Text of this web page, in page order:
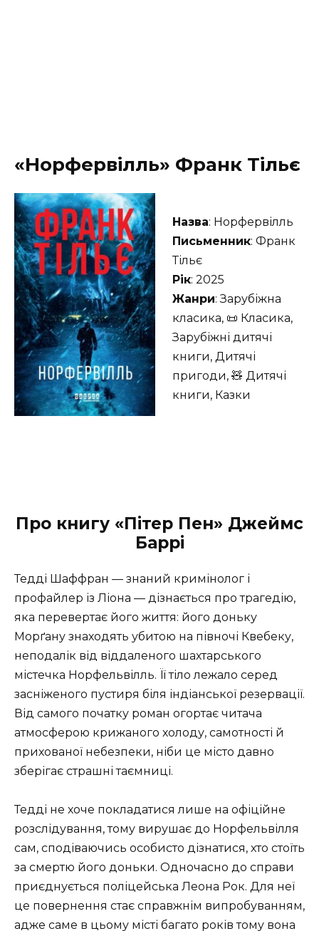
«Норфервілль» Франк Тільє
Назва: Норфервілль
Письменник: Франк
Тільє
Рік: 2025
Жанри: Зарубіжна
класика, 📜 Класика,
Зарубіжні дитячі
книги, Дитячі
пригоди, 🧸 Дитячі
книги, Казки
Про книгу «Пітер Пен» Джеймс
Баррі
Тедді Шаффран — знаний кримінолог і
профайлер із Ліона — дізнається про трагедію,
яка перевертає його життя: його доньку
Морґану знаходять убитою на півночі Квебеку,
неподалік від віддаленого шахтарського
містечка Норфельвілль. Її тіло лежало серед
засніженого пустиря біля індіанської резервації.
Від самого початку роман огортає читача
атмосферою крижаного холоду, самотності й
прихованої небезпеки, ніби це місто давно
зберігає страшні таємниці.
Тедді не хоче покладатися лише на офіційне
розслідування, тому вирушає до Норфельвілля
сам, сподіваючись особисто дізнатися, хто стоїть
за смертю його доньки. Одночасно до справи
приєднується поліцейська Леона Рок. Для неї
це повернення стає справжнім випробуванням,
адже саме в цьому місті багато років тому вона